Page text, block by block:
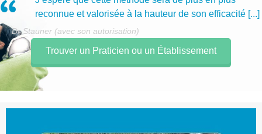
reconnue et valorisée à la hauteur de son efficacité [...]
Dr Stauner (avec son autorisation)
Trouver un Praticien ou un Établissement